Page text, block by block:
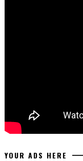
YOUR ADS HERE